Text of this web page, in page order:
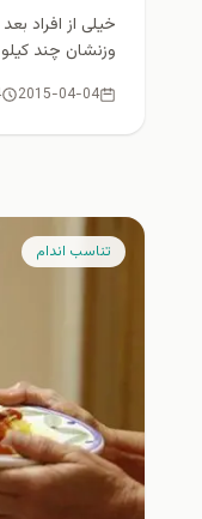
خیلی از افراد
وزنشان چند
2015-04-04
4
تناسب اندام